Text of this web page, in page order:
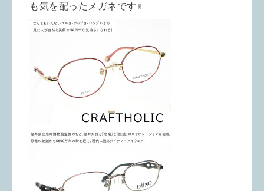
も気を配ったメガネです✌